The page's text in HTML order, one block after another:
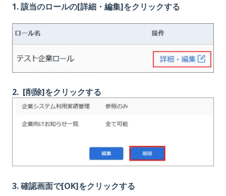
1. 該当のロールの[詳細・編集]をクリックする
2. [削除]をクリックする
3. 確認画面で[OK]をクリックする